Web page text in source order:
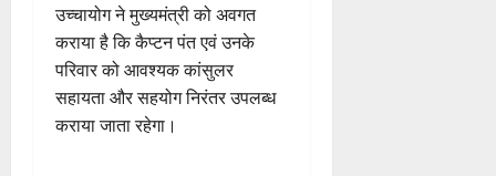
उच्चायोग ने मुख्यमंत्री को अवगत
कराया है कि कैप्टन पंत एवं उनके
परिवार को आवश्यक कांसुलर
सहायता और सहयोग निरंतर उपलब्ध
कराया जाता रहेगा।